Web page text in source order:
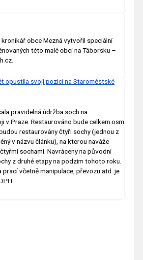
obce Mezná vytvořil speciální
této malé obci na Táborsku –
opustila svoji pozici na Staroměstské
pravidelná údržba soch na
v Praze. Restaurováno bude celkem osm
restaurovány čtyři sochy (jednou z
v názvu článku), na kterou naváže
sochami. Navráceny na původní
z druhé etapy na podzim tohoto roku.
prací včetně manipulace, převozu atd. je